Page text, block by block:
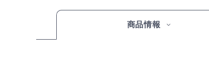
商品情報